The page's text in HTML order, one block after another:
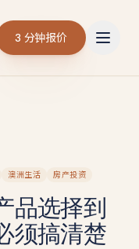
3 分钟报价
澳洲生活 房产投资
品选择到
须搞清楚